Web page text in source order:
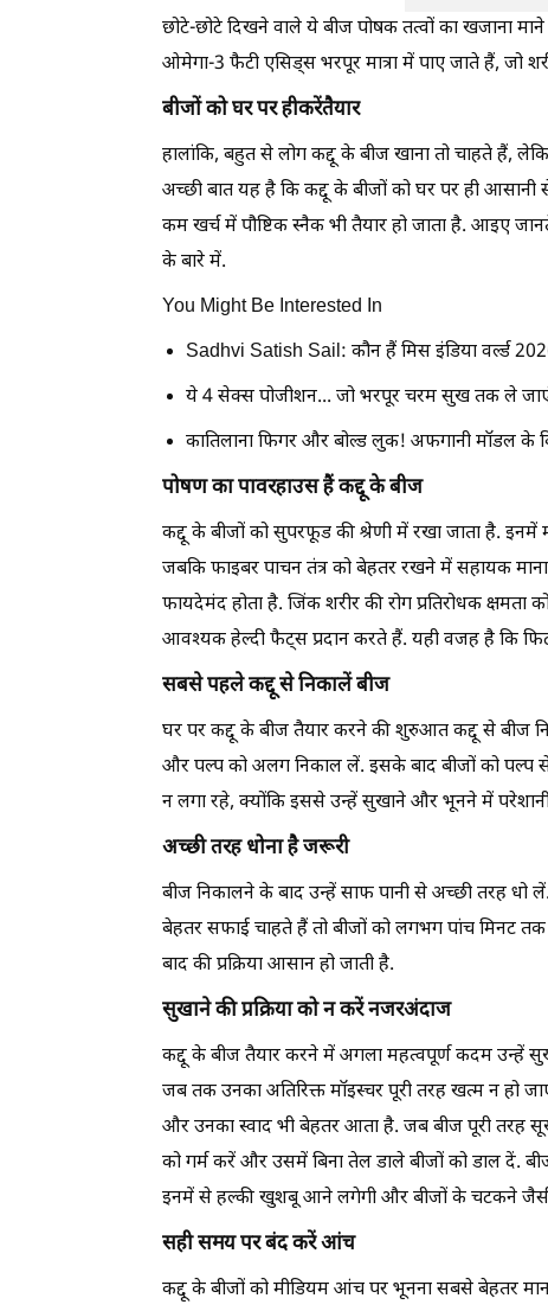
छोटे-छोटे दिखने वाले ये बीज पोषक तत्वों का खजाना
ओमेगा-3 फैटी एसिड्स भरपूर मात्रा में पाए जाते हैं, जो
बीजों को घर पर हीकरेंतैयार
हालांकि, बहुत से लोग कद्दू के बीज खाना तो चाहते हैं,
अच्छी बात यह है कि कद्दू के बीजों को घर पर ही
कम खर्च में पौष्टिक स्नैक भी तैयार हो जाता है. आइए
के बारे में.
You Might Be Interested In
Sadhvi Satish Sail: कौन हैं मिस इंडिया वर्ल्ड
ये 4 सेक्स पोजीशन... जो भरपूर चरम सुख तक ले
कातिलाना फिगर और बोल्ड लुक! अफगानी मॉडल के
पोषण का पावरहाउस हैं कद्दू के बीज
कद्दू के बीजों को सुपरफूड की श्रेणी में रखा जाता है. इनमें
जबकि फाइबर पाचन तंत्र को बेहतर रखने में सहायक
फायदेमंद होता है. जिंक शरीर की रोग प्रतिरोधक
आवश्यक हेल्दी फैट्स प्रदान करते हैं. यही वजह है कि
सबसे पहले कद्दू से निकालें बीज
घर पर कद्दू के बीज तैयार करने की शुरुआत कद्दू से बीज
और पल्प को अलग निकाल लें. इसके बाद बीजों को पल्प
न लगा रहे, क्योंकि इससे उन्हें सुखाने और भूनने में
अच्छी तरह धोना है जरूरी
बीज निकालने के बाद उन्हें साफ पानी से अच्छी तरह
बेहतर सफाई चाहते हैं तो बीजों को लगभग पांच मिनट
बाद की प्रक्रिया आसान हो जाती है.
सुखाने की प्रक्रिया को न करें नजरअंदाज
कद्दू के बीज तैयार करने में अगला महत्वपूर्ण कदम उन्हें
जब तक उनका अतिरिक्त मॉइस्चर पूरी तरह खत्म न
और उनका स्वाद भी बेहतर आता है. जब बीज पूरी तरह
को गर्म करें और उसमें बिना तेल डाले बीजों को डाल दें.
इनमें से हल्की खुशबू आने लगेगी और बीजों के चटकने
सही समय पर बंद करें आंच
कद्दू के बीजों को मीडियम आंच पर भूनना सबसे बेहतर